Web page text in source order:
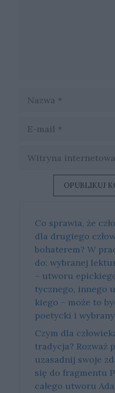
Co sprawia, że
dla drugiego
bohaterem? W
do: wy­bra­nej
– utwo­ru
tycz­ne­go,
kie­go – może to
po­etyc­ki i
Czym dla
tradycja? Rozważ
uzasadnij swoje
się do fragmentu
całego utworu